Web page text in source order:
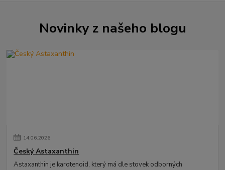
Novinky z našeho blogu
14.06.2026
Český Astaxanthin
Astaxanthin je karotenoid, který má dle stovek odborných